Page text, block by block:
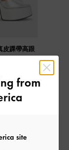
皮踝帶高跟
涼鞋
from
site